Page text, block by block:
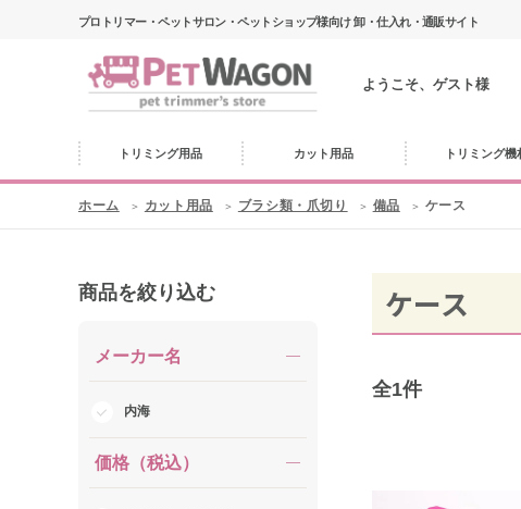
プロトリマー・ペットサロン・ペットショップ様向け 卸・仕入れ・通販サイト
ようこそ、ゲスト様
トリミング用品 カット用品 トリミング機
ホーム カット用品 ブラシ類・爪切り 備品 ケース
商品を絞り込む
メーカー名
内海
価格（税込）
ケース
全1件